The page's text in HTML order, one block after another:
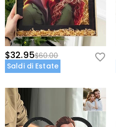
$32.95$60.00
Saldi di Estate